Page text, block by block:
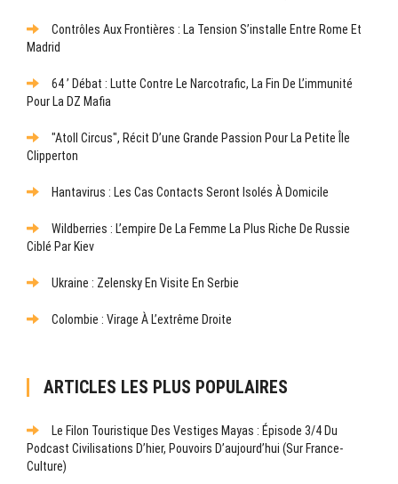
Contrôles Aux Frontières : La Tension S’installe Entre Rome Et
Madrid
64 ’ Débat : Lutte Contre Le Narcotrafic, La Fin De L’immunité
Pour La DZ Mafia
"Atoll Circus", Récit D’une Grande Passion Pour La Petite Île
Clipperton
Hantavirus : Les Cas Contacts Seront Isolés À Domicile
Wildberries : L’empire De La Femme La Plus Riche De Russie
Ciblé Par Kiev
Ukraine : Zelensky En Visite En Serbie
Colombie : Virage À L’extrême Droite
ARTICLES LES PLUS POPULAIRES
Le Filon Touristique Des Vestiges Mayas : Épisode 3/4 Du
Podcast Civilisations D’hier, Pouvoirs D’aujourd’hui (sur France-
Culture)